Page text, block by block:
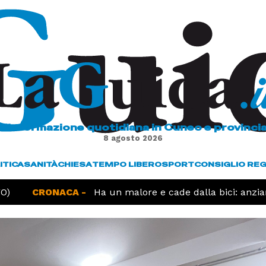
L'informazione quotidiana in Cuneo e
8 agosto 2026
SANITÀCHIESATEMPO LIBEROSPORTCONSIGLIO
CRONACA - Ha un malore e cade dalla bici: